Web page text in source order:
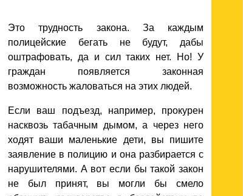
Это трудность закона. За каждым
полицейские бегать не будут, дабы
оштрафовать, да и сил таких нет. Но! У
граждан появляется законная
возможность жаловаться на этих людей.
Если ваш подъезд, например, прокурен
насквозь табачным дымом, а через него
ходят ваши маленькие дети, вы пишите
заявление в полицию и она разбирается с
нарушителями. А вот если бы такой закон
не был принят, вы могли бы смело